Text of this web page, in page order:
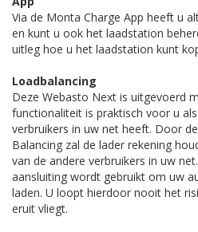
Via de Monta Charge App heeft u
en kunt u ook het laadstation
uitleg hoe u het laadstation kunt
Loadbalancing
Deze Webasto Next is uitgevoerd
functionaliteit is praktisch voor u
verbruikers in uw net heeft. Door
Balancing zal de lader rekening
van de andere verbruikers in uw
aansluiting wordt gebruikt om uw
laden. U loopt hierdoor nooit het
eruit vliegt.